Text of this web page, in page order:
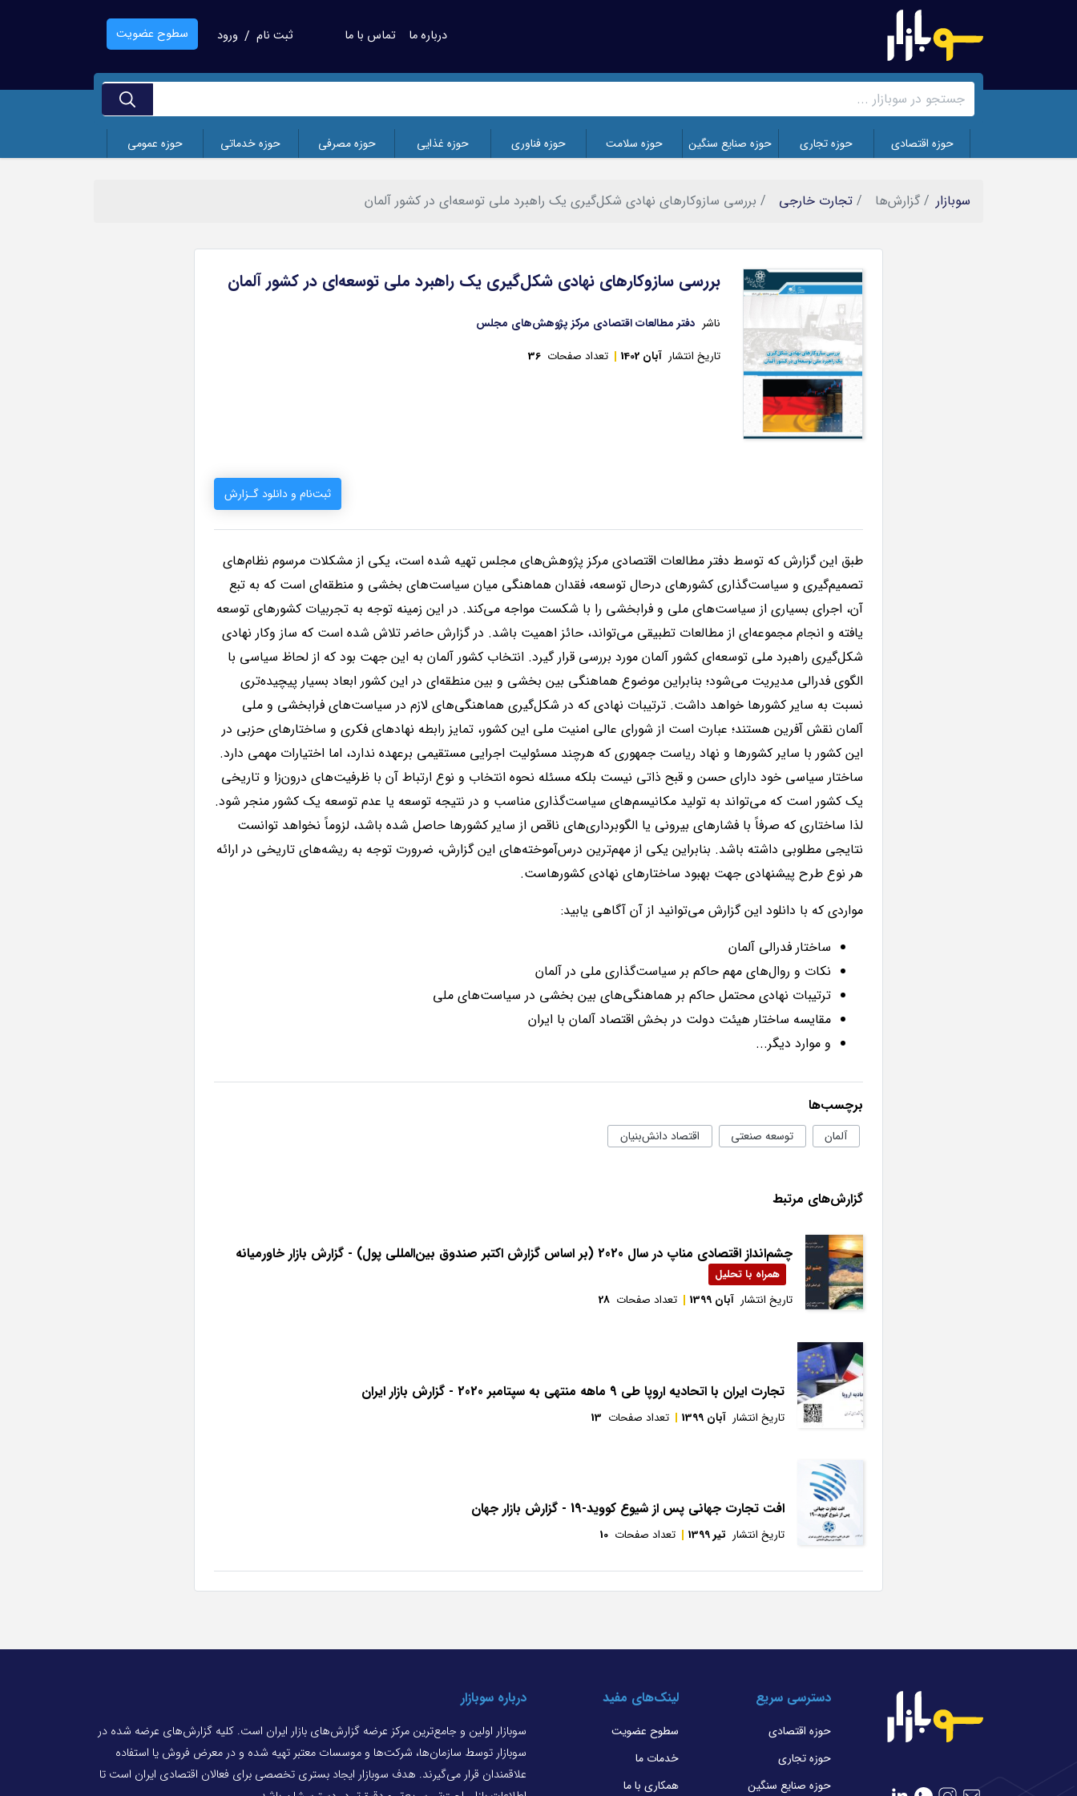
درباره ما تماس با ما ثبت نام / ورود سطوح عضویت
حوزه اقتصادی حوزه تجاری حوزه صنایع سنگین حوزه سلامت حوزه فناوری حوزه غذایی حوزه مصرفی حوزه خدماتی حوزه عمومی
سوبازار گزارش‌ها تجارت خارجی بررسی سازوکارهای نهادی شکل‌گیری یک راهبرد ملی توسعه‌ای در کشور آلمان
تصویر بررسی سازوکارهای نهادی شکل‌گیری یک راهبرد ملی توسعه‌ای در کشور آلمان
ناشر دفتر مطالعات اقتصادی مرکز پژوهش‌های مجلس
تاریخ انتشار آبان 1402 تعداد صفحات 36
ثبت‌نام و دانلود گـزارش
طبق این گزارش که توسط دفتر مطالعات اقتصادی مرکز پژوهش‌های مجلس تهیه شده است، یکی از مشکلات مرسوم نظام‌های
تصمیم‌گیری و سیاستگذاری کشورهای درحال توسعه، فقدان هماهنگی میان سیاست‌های بخشی و منطقه‌ای است که به تبع
آن، اجرای بسیاری از سیاست‌های ملی و فرابخشی را با شکست مواجه می‌کند. در این زمینه توجه به تجربیات کشورهای توسعه
یافته و انجام مجموعه‌ای از مطالعات تطبیقی می‌تواند، حائز اهمیت باشد. در گزارش حاضر تلاش شده است که ساز وکار نهادی
شکل‌گیری راهبرد ملی توسعه‌ای کشور آلمان مورد بررسی قرار گیرد. انتخاب کشور آلمان به این جهت بود که از لحاظ سیاسی با
الگوی فدرالی مدیریت می‌شود؛ بنابراین موضوع هماهنگی بین بخشی و بین منطقه‌ای در این کشور ابعاد بسیار پیچیده‌تری
نسبت به سایر کشورها خواهد داشت. ترتیبات نهادی که در شکل‌گیری هماهنگی‌های لازم در سیاست‌های فرابخشی و ملی
آلمان نقش آفرین هستند؛ عبارت است از شورای عالی امنیت ملی این کشور، تمایز رابطه نهادهای فکری و ساختارهای حزبی در
این کشور با سایر کشورها و نهاد ریاست جمهوری که هرچند مسئولیت اجرایی مستقیمی برعهده ندارد، اما اختیارات مهمی دارد.
ساختار سیاسی خود دارای حسن و قبح ذاتی نیست بلکه مسئله نحوه انتخاب و نوع ارتباط آن با ظرفیت‌های درون‌زا و تاریخی
یک کشور است که می‌تواند به تولید مکانیسم‌های سیاستگذاری مناسب و در نتیجه توسعه یا عدم توسعه یک کشور منجر شود.
لذا ساختاری که صرفاً با فشارهای بیرونی یا الگوبرداری‌های ناقص از سایر کشورها حاصل شده باشد، لزوماً نخواهد توانست
نتایجی مطلوبی داشته باشد. بنابراین یکی از مهم‌ترین درس‌آموخته‌های این گزارش، ضرورت توجه به ریشه‌های تاریخی در ارائه
هر نوع طرح پیشنهادی جهت بهبود ساختارهای نهادی کشورهاست.
مواردی که با دانلود این گزارش می‌توانید از آن آگاهی یابید:
ساختار فدرالی آلمان
نکات و روال‌های مهم حاکم بر سیاستگذاری ملی در آلمان
ترتیبات نهادی محتمل حاکم بر هماهنگی‌های بین بخشی در سیاست‌های ملی
مقایسه ساختار هیئت دولت در بخش اقتصاد آلمان با ایران
و موارد دیگر...
برچسب‌ها
آلمان توسعه صنعتی اقتصاد دانش‌بنیان
گزارش‌های مرتبط
چشم‌انداز اقتصادی مناپ در سال 2020 (بر اساس گزارش اکتبر صندوق بین‌ا‌لمللی پول) - گزارش بازار خاورمیانه
تاریخ انتشار آبان 1399 تعداد صفحات 28
تجارت ایران با اتحادیه اروپا طی 9 ماهه منتهی به سپتامبر 2020 - گزارش بازار ایران
تاریخ انتشار آبان 1399 تعداد صفحات 13
افت تجارت جهانی پس از شیوع کووید-19 - گزارش بازار جهان
تاریخ انتشار تیر 1399 تعداد صفحات 10
دسترسی سریع
حوزه اقتصادی
حوزه تجاری
حوزه صنایع سنگین
لینک‌های مفید
سطوح عضویت
خدمات ما
همکاری با ما
درباره سوبازار
سوبازار اولین و جامع‌ترین مرکز عرضه گزارش‌های بازار ایران است. کلیه گزارش‌های عرضه شده در
سوبازار توسط سازمان‌ها، شرکت‌ها و موسسات معتبر تهیه شده و در معرض فروش یا استفاده
علاقمندان قرار می‌گیرند. هدف سوبازار ایجاد بستری تخصصی برای فعالان اقتصادی ایران است تا